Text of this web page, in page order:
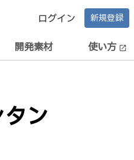
ログイン 新規登録
開発素材 使い方 open_in_new
ン